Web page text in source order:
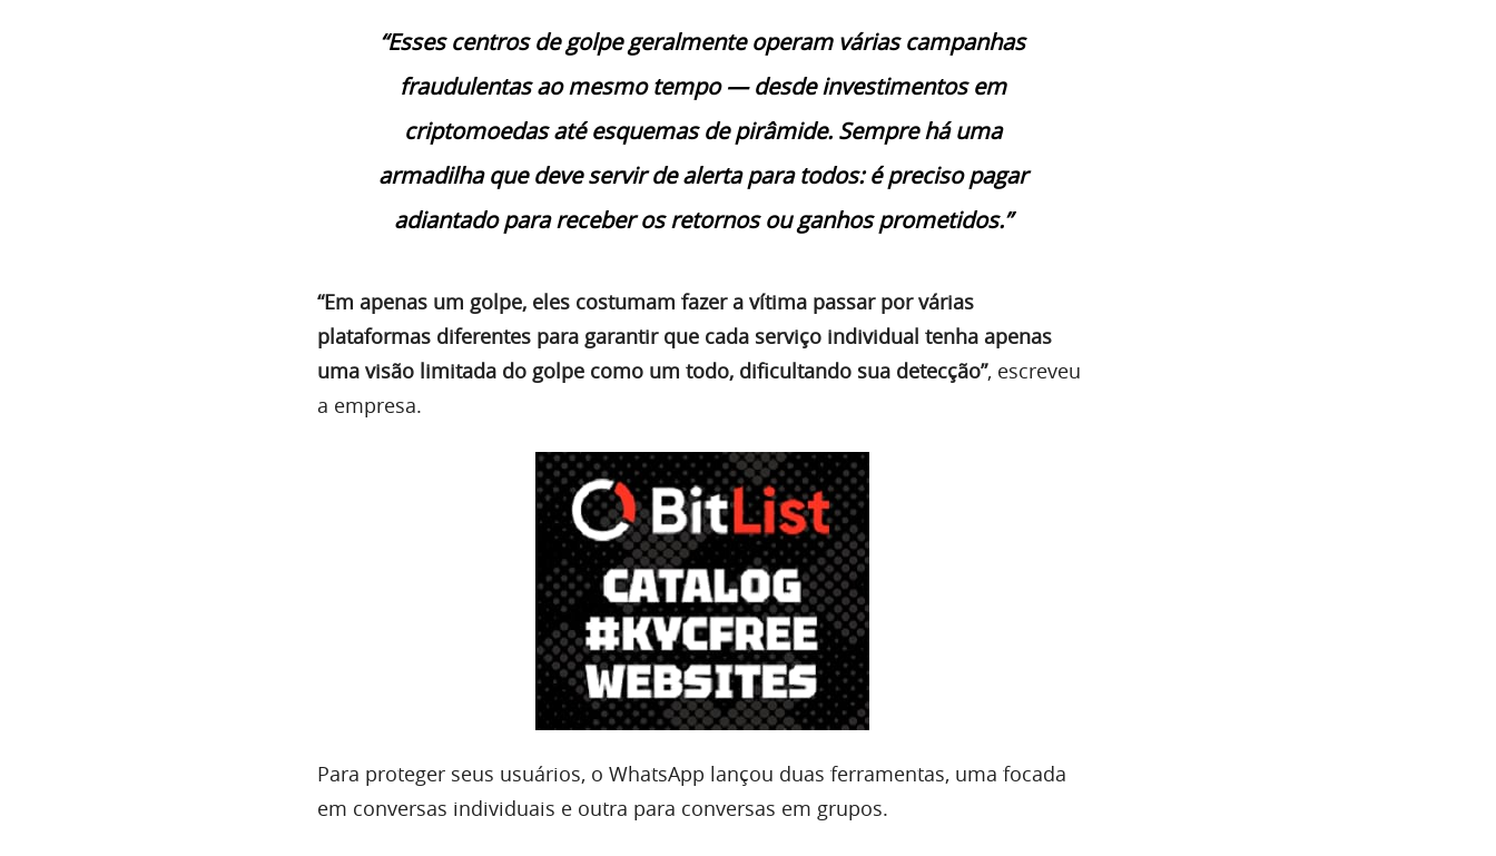
“Esses centros de golpe geralmente operam várias campanhas
fraudulentas ao mesmo tempo — desde investimentos em
criptomoedas até esquemas de pirâmide. Sempre há uma
armadilha que deve servir de alerta para todos: é preciso pagar
adiantado para receber os retornos ou ganhos prometidos.”
“Em apenas um golpe, eles costumam fazer a vítima passar por várias
plataformas diferentes para garantir que cada serviço individual tenha apenas
uma visão limitada do golpe como um todo, dificultando sua detecção”, escreveu
a empresa.
Para proteger seus usuários, o WhatsApp lançou duas ferramentas, uma focada
em conversas individuais e outra para conversas em grupos.